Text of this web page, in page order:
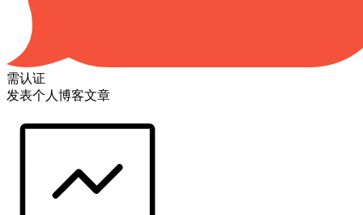
需认证
发表个人博客文章